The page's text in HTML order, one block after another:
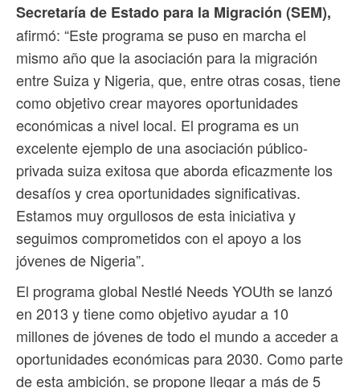
Secretaría de Estado para la Migración (SEM),
afirmó: “Este programa se puso en marcha el
mismo año que la asociación para la migración
entre Suiza y Nigeria, que, entre otras cosas, tiene
como objetivo crear mayores oportunidades
económicas a nivel local. El programa es un
excelente ejemplo de una asociación público-
privada suiza exitosa que aborda eficazmente los
desafíos y crea oportunidades significativas.
Estamos muy orgullosos de esta iniciativa y
seguimos comprometidos con el apoyo a los
jóvenes de Nigeria”.
El programa global Nestlé Needs YOUth se lanzó
en 2013 y tiene como objetivo ayudar a 10
millones de jóvenes de todo el mundo a acceder a
oportunidades económicas para 2030. Como parte
de esta ambición, se propone llegar a más de 5